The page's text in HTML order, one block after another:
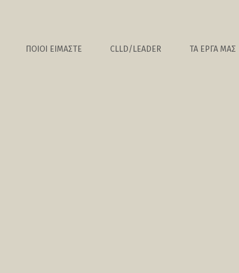
ΠΟΙΟΙ ΕΙΜΑΣΤΕ CLLD/LEADER ΤΑ ΕΡΓΑ ΜΑΣ